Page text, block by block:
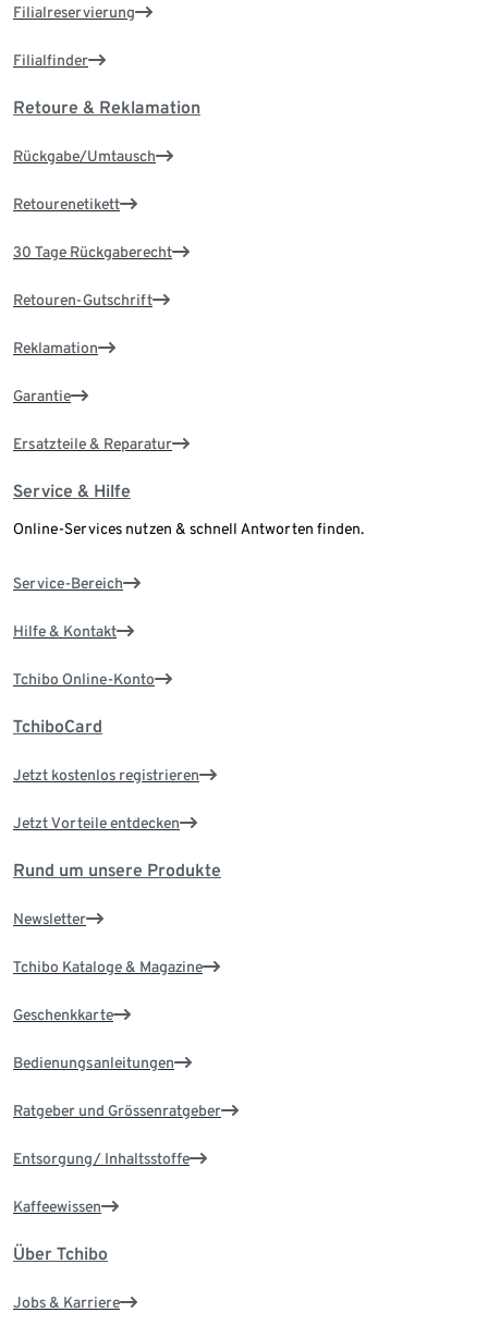
Filialreservierung
Filialfinder
Retoure & Reklamation
Rückgabe/Umtausch
Retourenetikett
30 Tage Rückgaberecht
Retouren-Gutschrift
Reklamation
Garantie
Ersatzteile & Reparatur
Service & Hilfe
Online-Services nutzen & schnell Antworten finden.
Service-Bereich
Hilfe & Kontakt
Tchibo Online-Konto
TchiboCard
Jetzt kostenlos registrieren
Jetzt Vorteile entdecken
Rund um unsere Produkte
Newsletter
Tchibo Kataloge & Magazine
Geschenkkarte
Bedienungsanleitungen
Ratgeber und Grössenratgeber
Entsorgung/ Inhaltsstoffe
Kaffeewissen
Über Tchibo
Jobs & Karriere